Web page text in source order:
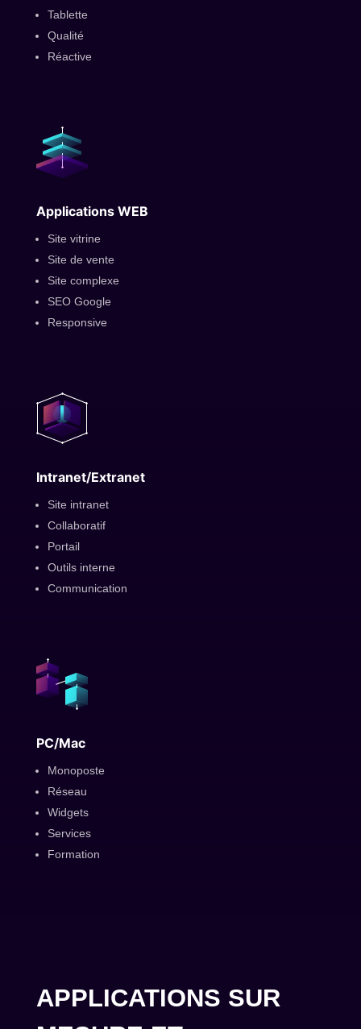
Tablette
Qualité
Réactive
Applications WEB
Site vitrine
Site de vente
Site complexe
SEO Google
Responsive
Intranet/Extranet
Site intranet
Collaboratif
Portail
Outils interne
Communication
PC/Mac
Monoposte
Réseau
Widgets
Services
Formation
APPLICATIONS SUR